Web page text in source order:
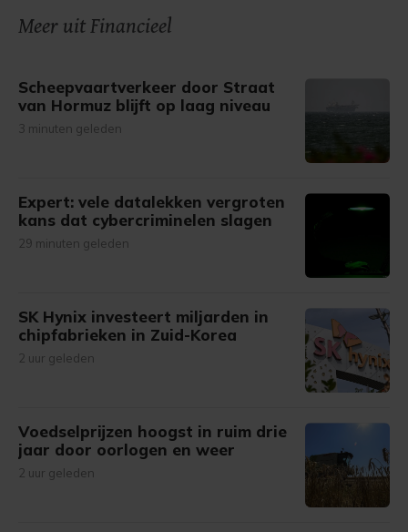
gemaakte keuze altijd wijzigen of intrekken.
Meer uit Financieel
Scheepvaartverkeer door Straat
van Hormuz blijft op laag niveau
3 minuten geleden
Expert: vele datalekken vergroten
kans dat cybercriminelen slagen
29 minuten geleden
SK Hynix investeert miljarden in
chipfabrieken in Zuid-Korea
2 uur geleden
Voedselprijzen hoogst in ruim drie
jaar door oorlogen en weer
2 uur geleden